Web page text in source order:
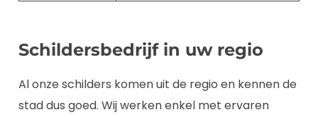
Schildersbedrijf in uw regio
Al onze schilders komen uit de regio en kennen de
stad dus goed. Wij werken enkel met ervaren